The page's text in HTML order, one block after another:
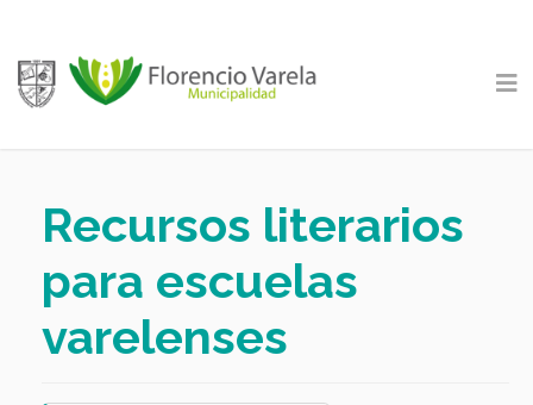
Recursos literarios
para escuelas
varelenses